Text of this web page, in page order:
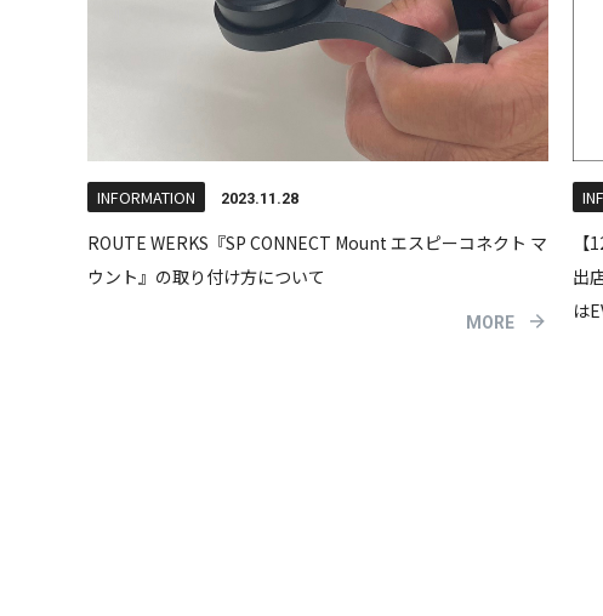
INFORMATION 2023.11.28
ROUTE WERKS『SP CONNECT Mount エスピーコネクト マ
ウント』の取り付け方について
MORE
出
は